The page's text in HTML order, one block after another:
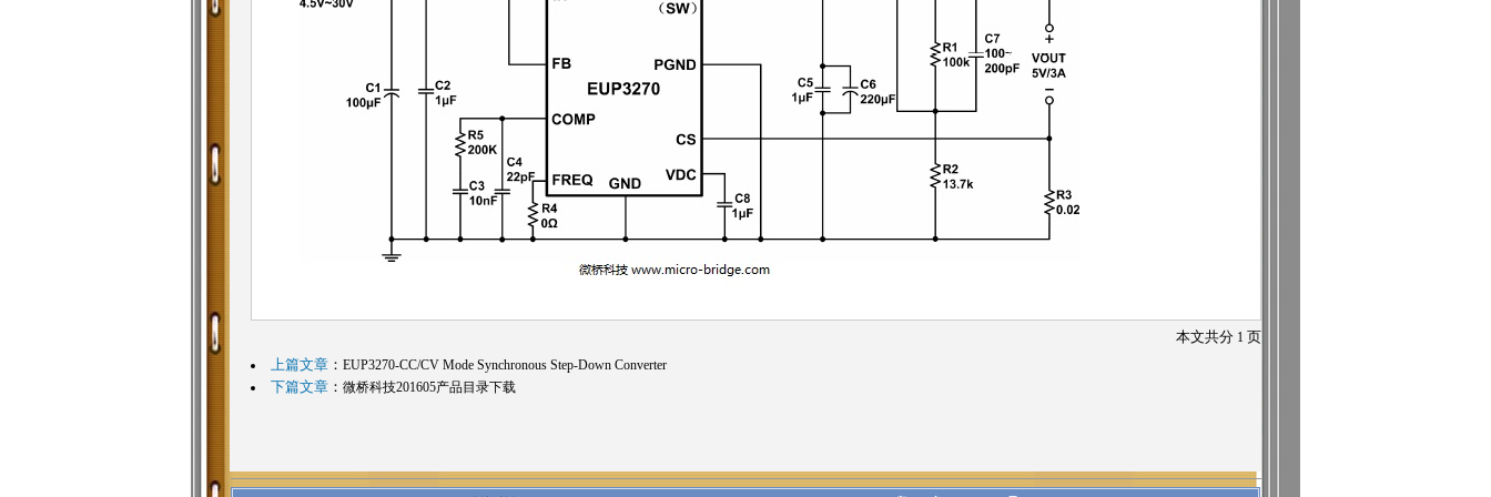
本文共分 1 页
上篇文章： EUP3270-CC/CV Mode Synchronous Step-Down Converter
下篇文章： 微桥科技201605产品目录下载